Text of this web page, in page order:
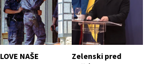
LOVE NAŠE
Zelenski pred